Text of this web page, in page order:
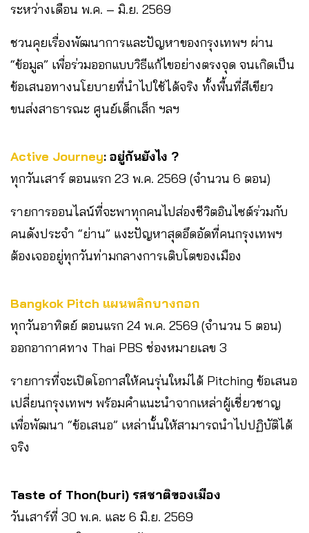
ระหว่างเดือน พ.ค. – มิ.ย. 2569
ชวนคุยเรื่องพัฒนาการและปัญหาของกรุงเทพฯ ผ่าน
“ข้อมูล” เพื่อร่วมออกแบบวิธีแก้ไขอย่างตรงจุด จนเกิดเป็น
ข้อเสนอทางนโยบายที่นำไปใช้ได้จริง ทั้งพื้นที่สีเขียว
ขนส่งสาธารณะ ศูนย์เด็กเล็ก ฯลฯ
Active Journey: อยู่กันยังไง ?
ทุกวันเสาร์ ตอนแรก 23 พ.ค. 2569 (จำนวน 6 ตอน)
รายการออนไลน์ที่จะพาทุกคนไปส่องชีวิตอินไซต์ร่วมกับ
คนดังประจำ “ย่าน” แงะปัญหาสุดอึดอัดที่คนกรุงเทพฯ
ต้องเจออยู่ทุกวันท่ามกลางการเติบโตของเมือง
Bangkok Pitch แผนพลิกบางกอก
ทุกวันอาทิตย์ ตอนแรก 24 พ.ค. 2569 (จำนวน 5 ตอน)
ออกอากาศทาง Thai PBS ช่องหมายเลข 3
รายการที่จะเปิดโอกาสให้คนรุ่นใหม่ได้ Pitching ข้อเสนอ
เปลี่ยนกรุงเทพฯ พร้อมคำแนะนำจากเหล่าผู้เชี่ยวชาญ
เพื่อพัฒนา “ข้อเสนอ” เหล่านั้นให้สามารถนำไปปฏิบัติได้
จริง
Taste of Thon(buri) รสชาติของเมือง
วันเสาร์ที่ 30 พ.ค. และ 6 มิ.ย. 2569